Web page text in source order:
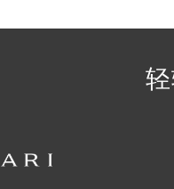
竞秀区朝阳北大街北国先
巴彦淖尔市临河区新华街
赤峰市红山区哈达街宝格
尔多斯市东胜区伊金霍
呼伦贝尔市海拉尔区中央